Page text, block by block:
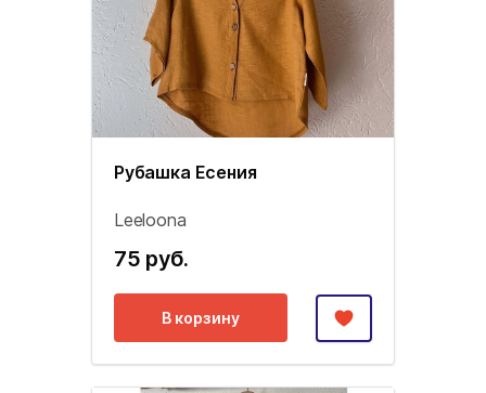
Рубашка Есения
Leeloona
75 руб.
В корзину